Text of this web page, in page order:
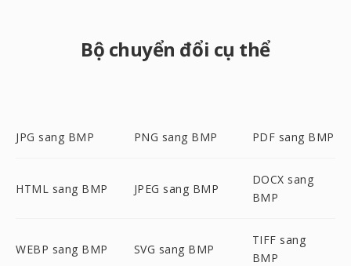
Bộ chuyển đổi cụ thể
JPG sang BMP PNG sang BMP PDF sang BMP
HTML sang BMP JPEG sang BMP
DOCX sang
BMP
WEBP sang BMP SVG sang BMP
TIFF sang
BMP